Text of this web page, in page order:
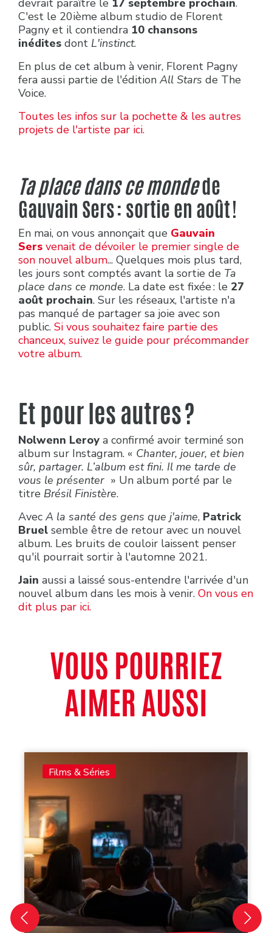
devrait paraître le 17 septembre prochain.
C'est le 20ième album studio de Florent
Pagny et il contiendra 10 chansons
inédites dont L'instinct.
En plus de cet album à venir, Florent Pagny
fera aussi partie de l'édition All Stars de The
Voice.
Toutes les infos sur la pochette & les autres
projets de l'artiste par ici.
Ta place dans ce mondede
Gauvain Sers : sortie en août !
En mai, on vous annonçait que Gauvain
Sers venait de dévoiler le premier single de
son nouvel album... Quelques mois plus tard,
les jours sont comptés avant la sortie de Ta
place dans ce monde. La date est fixée : le 27
août prochain. Sur les réseaux, l'artiste n'a
pas manqué de partager sa joie avec son
public. Si vous souhaitez faire partie des
chanceux, suivez le guide pour précommander
votre album.
Et pour les autres ?
Nolwenn Leroy a confirmé avoir terminé son
album sur Instagram. « Chanter, jouer, et bien
sûr, partager. L’album est fini. Il me tarde de
vous le présenter » Un album porté par le
titre Brésil Finistère.
Avec A la santé des gens que j'aime, Patrick
Bruel semble être de retour avec un nouvel
album. Les bruits de couloir laissent penser
qu'il pourrait sortir à l'automne 2021.
Jain aussi a laissé sous-entendre l'arrivée d'un
nouvel album dans les mois à venir. On vous en
dit plus par ici.
VOUS POURRIEZ
AIMER AUSSI
Films & Séries